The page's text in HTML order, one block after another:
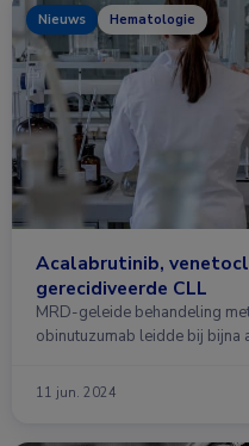
Nieuws Hematologie
Acalabrutinib,
gerecidiveerde CLL
MRD-geleide behandeling
obinutuzumab leidde bij bijna
11 jun. 2024